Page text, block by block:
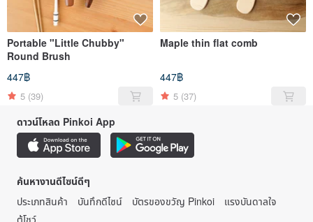
Portable "Little Chubby"
Round Brush
447฿
5 (39)
Maple thin flat comb
447฿
5 (37)
ดาวน์โหลด Pinkoi App
ค้นหางานดีไซน์ดีๆ
ประเภทสินค้า
บันทึกดีไซน์ บัตรของขวัญ Pinkoi
แรงบันดาลใจ